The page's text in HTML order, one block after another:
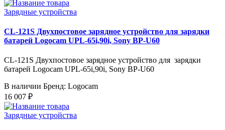
Зарядные устройства
CL-121S Двухпостовое зарядное устройство для зарядки
батарей Logocam UPL-65i,90i, Sony BP-U60
CL-121S Двухпостовое зарядное устройство для зарядки
батарей Logocam UPL-65i,90i, Sony BP-U60
В наличии Бренд: Logocam
16 007 ₽
Зарядные устройства